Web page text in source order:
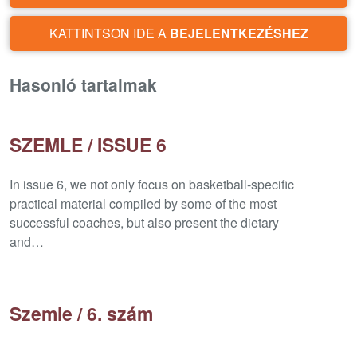
KATTINTSON IDE A BEJELENTKEZÉSHEZ
Hasonló tartalmak
SZEMLE / ISSUE 6
In issue 6, we not only focus on basketball-specific
practical material compiled by some of the most
successful coaches, but also present the dietary
and…
Szemle / 6. szám